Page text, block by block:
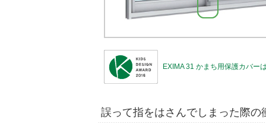
EXIMA 31 かまち用保護カバー
誤って指をはさんでしまった際の